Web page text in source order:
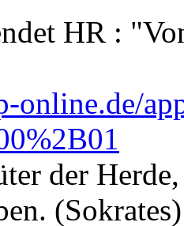
HR :
online.de/
der
(Sokrates)